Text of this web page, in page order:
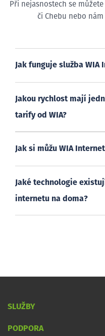
Při nejasnostech se
či Chebu nebo
Jak funguje služba WIA
Jakou rychlost mají
tarify od WIA?
Jak si můžu WIA
Jaké technologie
internetu na doma?
SLUŽBY
PODPORA